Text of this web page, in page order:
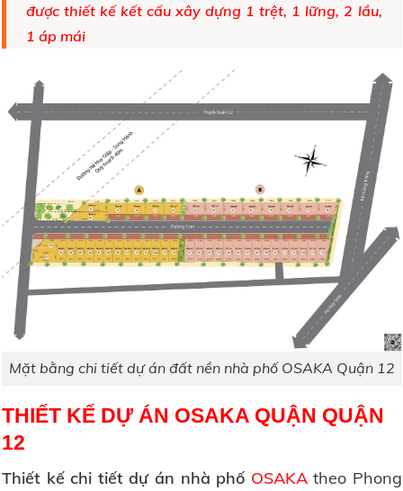
được thiết kế kết cấu xây dựng 1 trệt, 1 lững, 2 lầu,
1 áp mái
Mặt bằng chi tiết dự án đất nền nhà phố OSAKA Quận 12
THIẾT KẾ DỰ ÁN OSAKA QUẬN QUẬN
12
Thiết kế chi tiết dự án nhà phố OSAKAtheo Phong